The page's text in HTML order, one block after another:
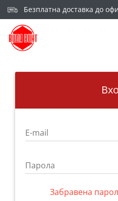
Безплатна доставка до
E-mail
Парола
Забравена